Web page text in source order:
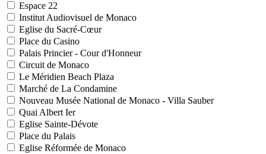
Espace 22
Institut Audiovisuel de Monaco
Eglise du Sacré-Cœur
Place du Casino
Palais Princier - Cour d'Honneur
Circuit de Monaco
Le Méridien Beach Plaza
Marché de La Condamine
Nouveau Musée National de Monaco - Villa Sauber
Quai Albert Ier
Eglise Sainte-Dévote
Place du Palais
Eglise Réformée de Monaco